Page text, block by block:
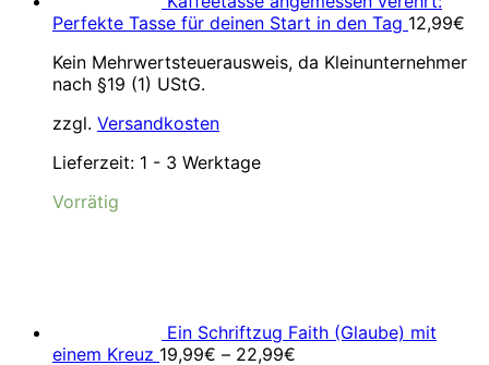
Perfekte Tasse für deinen Start in den Tag 12,99€
Kein Mehrwertsteuerausweis, da Kleinunternehmer
nach §19 (1) UStG.
zzgl. Versandkosten
Lieferzeit: 1 - 3 Werktage
Vorrätig
Ein Schriftzug Faith (Glaube) mit
einem Kreuz 19,99€ – 22,99€